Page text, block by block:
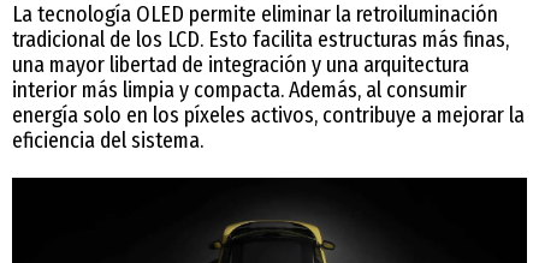
La tecnología OLED permite eliminar la retroiluminación
tradicional de los LCD. Esto facilita estructuras más finas,
una mayor libertad de integración y una arquitectura
interior más limpia y compacta. Además, al consumir
energía solo en los píxeles activos, contribuye a mejorar la
eficiencia del sistema.